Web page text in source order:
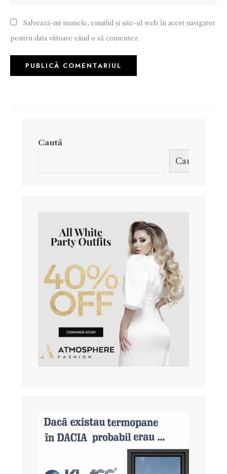
Salvează-mi numele, emailul și site-ul web în acest navigator
pentru data viitoare când o să comentez.
Caută
Caută